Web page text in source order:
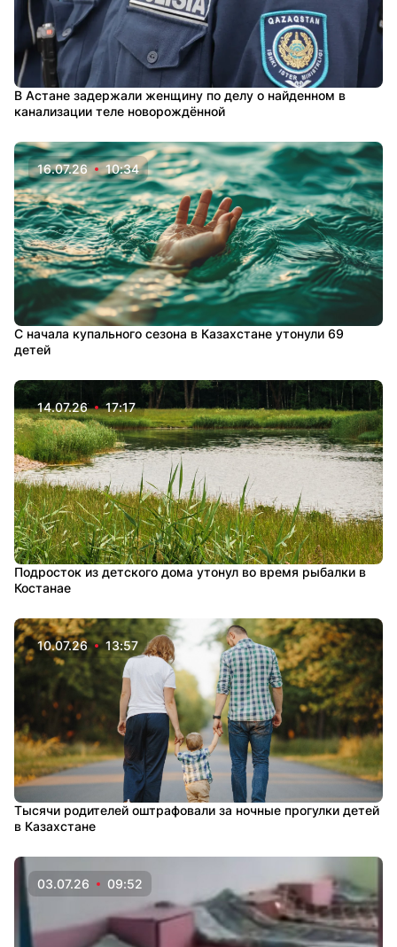
В Астане задержали женщину по делу о найденном в
канализации теле новорождённой
16.07.26 10:34
С начала купального сезона в Казахстане утонули 69
детей
14.07.26 17:17
Подросток из детского дома утонул во время рыбалки в
Костанае
10.07.26 13:57
Тысячи родителей оштрафовали за ночные прогулки детей
в Казахстане
03.07.26 09:52